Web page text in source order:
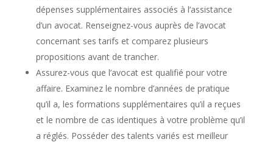
dépenses supplémentaires associés à l’assistance
d’un avocat. Renseignez-vous auprès de l’avocat
concernant ses tarifs et comparez plusieurs
propositions avant de trancher.
Assurez-vous que l’avocat est qualifié pour votre
affaire. Examinez le nombre d’années de pratique
qu’il a, les formations supplémentaires qu’il a reçues
et le nombre de cas identiques à votre problème qu’il
a réglés. Posséder des talents variés est meilleur